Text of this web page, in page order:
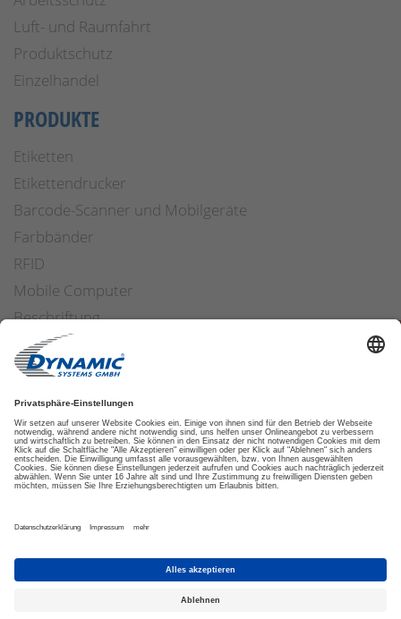
Luft- und Raumfahrt
Produktschutz
Einzelhandel
PRODUKTE
Etiketten
Etikettendrucker
Barcode-Scanner und Mobilgeräte
Farbbänder
RFID
Mobile Computer
Beschriftung
Arbeitssicherheit
Applikatoren
Etiketten Software
ETIKETTENFINDER
DATENSCHUTZ IMPRESSUM
© 2026 DYNAMIC SYSTEMS GMBH